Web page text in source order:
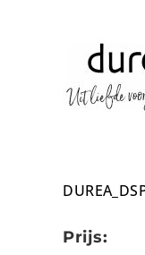
Prijs: